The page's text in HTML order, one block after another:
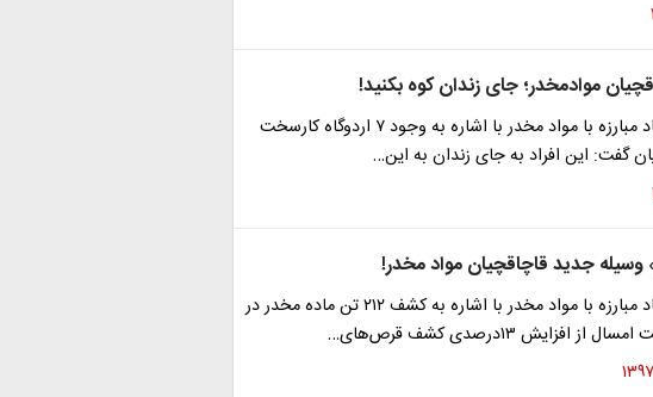
موادمخدر؛ جای زندان کوه بکنید!
سخنگوی ستاد مبارزه با مواد مخدر با اشاره به وجود ۷ اردوگاه کارسخت
گفت: این افراد به جای زندان به این…
وسیله جدید قاچاقچیان مواد مخدر!
سخنگوی ستاد مبارزه با مواد مخدر با اشاره به کشف ۲۱۲ تن ماده مخدر در
افزایش ۱۳درصدی کشف قرص‌های…